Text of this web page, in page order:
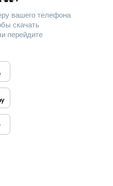
вашего телефона
скачать
перейдите